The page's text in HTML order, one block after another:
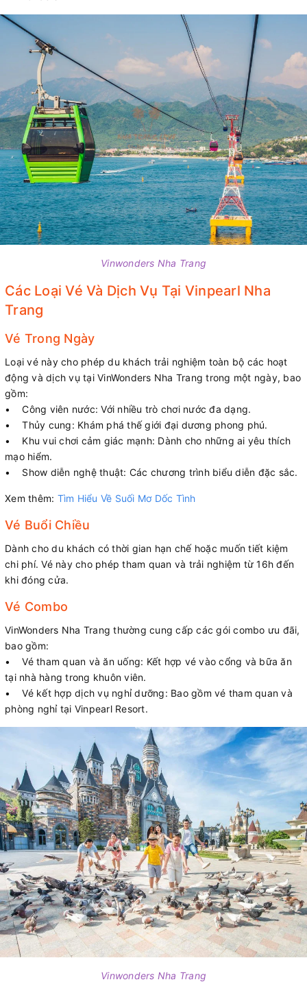
Vinwonders Nha Trang
Các Loại Vé Và Dịch Vụ Tại Vinpearl Nha
Trang
Vé Trong Ngày
Loại vé này cho phép du khách trải nghiệm toàn bộ các hoạt
động và dịch vụ tại VinWonders Nha Trang trong một ngày, bao
gồm:
• Công viên nước: Với nhiều trò chơi nước đa dạng.
• Thủy cung: Khám phá thế giới đại dương phong phú.
• Khu vui chơi cảm giác mạnh: Dành cho những ai yêu thích
mạo hiểm.
• Show diễn nghệ thuật: Các chương trình biểu diễn đặc sắc.
Xem thêm: Tìm Hiểu Về Suối Mơ Dốc Tình
Vé Buổi Chiều
Dành cho du khách có thời gian hạn chế hoặc muốn tiết kiệm
chi phí. Vé này cho phép tham quan và trải nghiệm từ 16h đến
khi đóng cửa.
Vé Combo
VinWonders Nha Trang thường cung cấp các gói combo ưu đãi,
bao gồm:
• Vé tham quan và ăn uống: Kết hợp vé vào cổng và bữa ăn
tại nhà hàng trong khuôn viên.
• Vé kết hợp dịch vụ nghỉ dưỡng: Bao gồm vé tham quan và
phòng nghỉ tại Vinpearl Resort.
Vinwonders Nha Trang